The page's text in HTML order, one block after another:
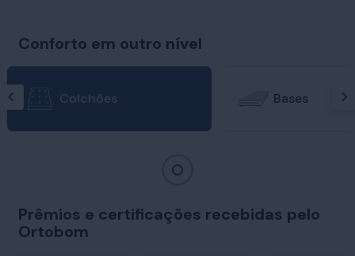
Conforto em outro nível
Colchões Bases
Prêmios e certificações recebidas pelo
Ortobom